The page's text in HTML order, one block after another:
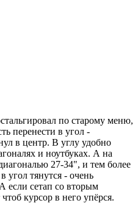
по старому меню,
перенести в угол -
в центр. В углу удобно
и ноутбуках. А на
27-34", и тем более
угол тянутся - очень
если сетап со вторым
курсор в него упёрся.